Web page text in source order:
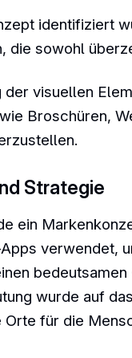
identifiziert
die sowohl
visuellen
Broschüren,
Strategie
ein
verwendet,
wurde auf
für die